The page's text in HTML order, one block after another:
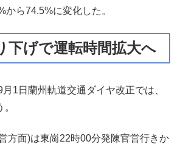
から74.5%に変化した。
下げで運転時間拡大へ
1日蘭州軌道交通ダイヤ改正では、
方面)は東崗22時00分発陳官営行きか